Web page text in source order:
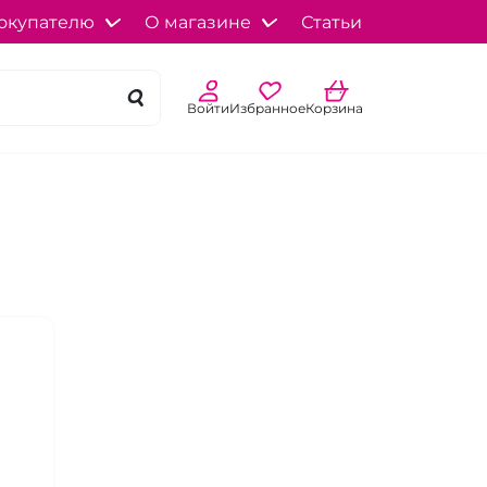
О магазине Статьи
ВойтиИзбранноеКорзина